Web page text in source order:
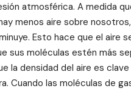
atmosférica. A medida
menos aire sobre
Esto hace que el aire
sus moléculas estén más
la densidad del aire es clave
Cuando las moléculas de